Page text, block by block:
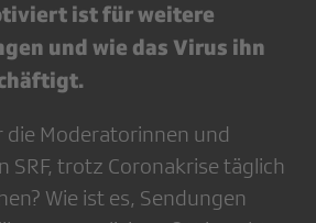
ist für weitere
und wie das Virus ihn
die Moderatorinnen und
SRF, trotz Coronakrise täglich
Wie ist es, Sendungen